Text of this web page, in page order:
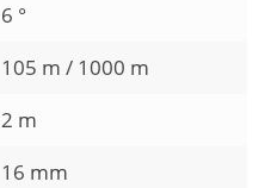
6 °
105 m / 1000 m
2 m
16 mm